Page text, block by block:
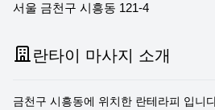
서울 금천구 시흥동 121-4
란타이 마사지 소개
금천구 시흥동에 위치한 란테라피 입니